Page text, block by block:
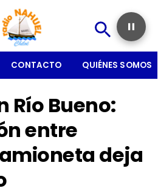
CONTACTO QUIÉNES SOMOS
Río Bueno:
entre
deja